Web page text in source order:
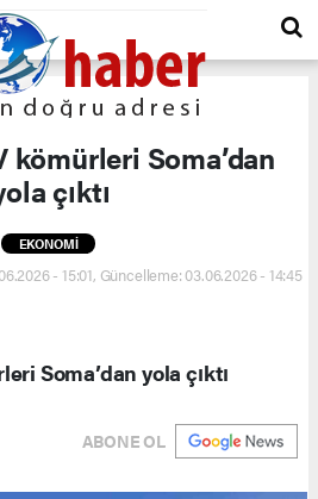
kömürleri Soma’dan
çıktı
EKONOMİ
- 15:01, Güncelleme: 03.06.2026 - 14:45
Soma’dan yola çıktı
ABONE OL